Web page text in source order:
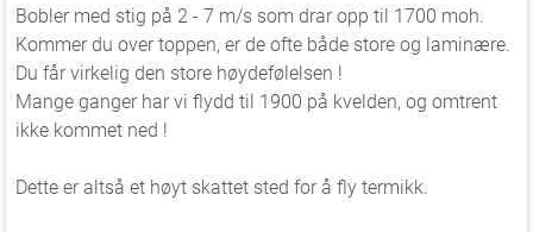
Bobler med stig på 2 - 7 m/s som drar opp til 1700 moh.
Kommer du over toppen, er de ofte både store og laminære.
Du får virkelig den store høydefølelsen !
Mange ganger har vi flydd til 1900 på kvelden, og omtrent
ikke kommet ned !
Dette er altså et høyt skattet sted for å fly termikk.